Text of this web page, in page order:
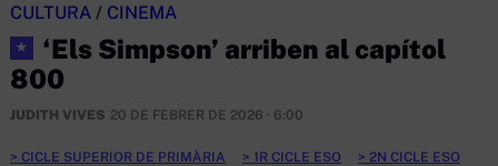
CULTURA / CINEMA
★
‘Els Simpson’ arriben al capítol
800
JUDITH VIVES 20 DE FEBRER DE 2026 · 6:00
CICLE SUPERIOR DE PRIMÀRIA 1R CICLE ESO
2N CICLE ESO